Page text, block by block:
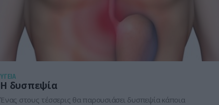
ΥΓΕΙΑ
Η δυσπεψία
Ένας στους τέσσερις θα παρουσιάσει δυσπεψία κάποια